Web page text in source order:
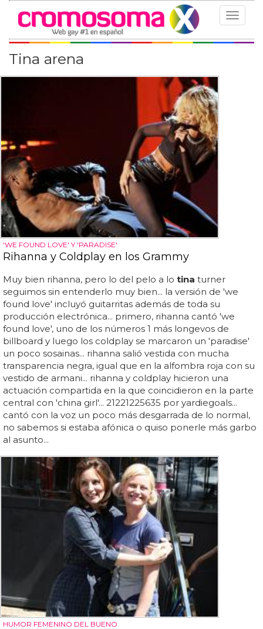
Toggle
Tina arena
'WE FOUND LOVE' Y 'PARADISE'
Rihanna y Coldplay en los Grammy
Muy bien rihanna, pero lo del pelo a lo tina turner
seguimos sin entenderlo muy bien... la versión de 'we
found love' incluyó guitarritas además de toda su
producción electrónica... primero, rihanna cantó 'we
found love', uno de los números 1 más longevos de
billboard y luego los coldplay se marcaron un 'paradise'
un poco sosainas... rihanna salió vestida con mucha
transparencia negra, igual que en la alfombra roja con su
vestido de armani... rihanna y coldplay hicieron una
actuación compartida en la que coincidieron en la parte
central con 'china girl'... 21221225635 por yardiegoals...
cantó con la voz un poco más desgarrada de lo normal,
no sabemos si estaba afónica o quiso ponerle más garbo
al asunto...
HUMOR FEMENINO DEL BUENO